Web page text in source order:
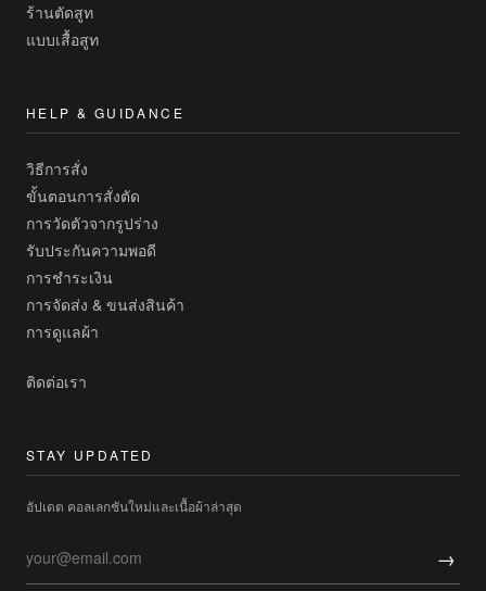
ร้านตัดสูท
แบบเสื้อสูท
HELP & GUIDANCE
วิธีการสั่ง
ขั้นตอนการสั่งตัด
การวัดตัวจากรูปร่าง
รับประกันความพอดี
การชำระเงิน
การจัดส่ง & ขนส่งสินค้า
การดูแลผ้า
ติดต่อเรา
STAY UPDATED
อัปเดต คอลเลกชันใหม่และเนื้อผ้าล่าสุด
→